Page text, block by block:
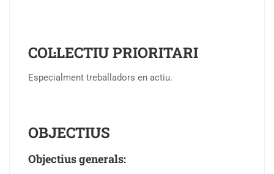
COL·LECTIU PRIORITARI
Especialment treballadors en actiu.
OBJECTIUS
Objectius generals: